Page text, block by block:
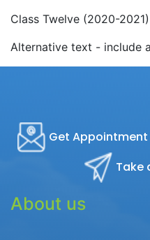
Class Twelve (2020-
Alternative text - include
Get Appointment
Take
About us